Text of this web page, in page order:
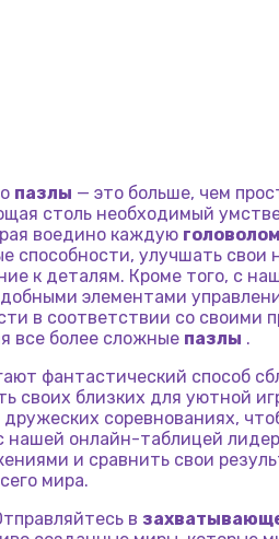
пазлы — это больше, чем
столь необходимый
воедино каждую
способности, улучшать свои
к деталям. Кроме того, с
элементами
в соответствии со своими
все более сложные пазлы .
фантастический способ
своих близких для уютной
дружеских соревнованиях,
нашей онлайн-таблицей
и сравнить свои
мира.
в